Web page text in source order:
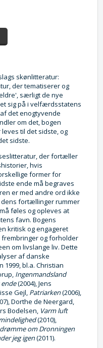
skønlitteratur:
der tematiserer og
særligt de nye
sig på i velfærdsstatens
det enogtyvende
om det, bogen
til det sidste, og
sidste.
der fortæller
hvis
former for
ende må begraves
er med andre ord ikke
fortællinger rummer
føles og opleves at
favn. Bogens
kritisk og engageret
og forholder
om livslange liv. Dette
af danske
bl.a. Christian
Ingenmandsland
(2004), Jens
Gejl, Patriarken(2006),
Dorthe de Neergard,
Bodelsen, Varm luft
(2010),
om Dronningen
jeg igen(2011).